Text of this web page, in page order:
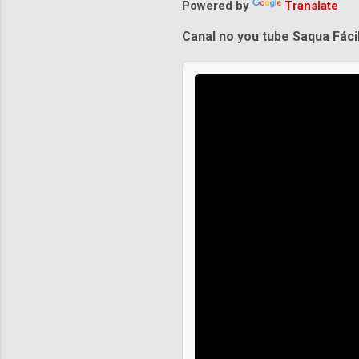
Powered by Translate
Canal no you tube Saqua